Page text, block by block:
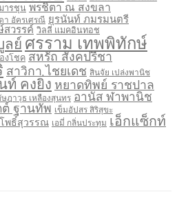
ารชุน พรชิตา ณ สงขลา
า อัครเศรณี ยุรนันท์ ภมรมนตรี
สวรรค์ วิลลี่ แมคอินทอช
ลย์ศรราม เทพพิทักษ์
งโชค สหรัถ สังคปรีชา
สาวิกา ไชยเดช สินจัย เปล่งพานิช
ท์ คงยิ่ง หยาดทิพย์ ราชปาล
ษฎาวุธ เหลืองสุนทร อานัส ฬาพานิช
ต์ ฐานทัพ เข็มอัปสร สิริสุขะ
พธิ์สุวรรณ เอมี่ กลิ่นประทุม เอ็กแซ็กท์